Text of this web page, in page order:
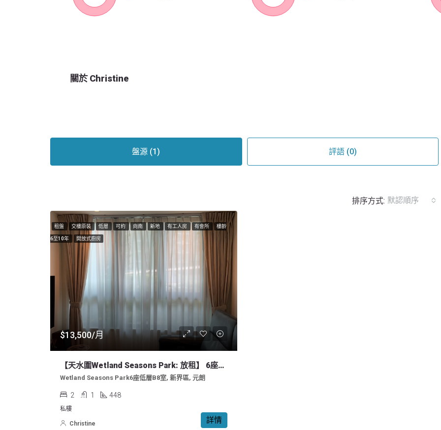
關於 Christine
盤源 (1) 評語 (0)
排序方式: 默認順序
租盤 交樓原裝 低層 可約 向南 新地 有工人房 有會所 樓齡
6至10年 開放式廚房
$13,500/月
【天水圍Wetland Seasons Park: 放租】 6座，兩房
Wetland Seasons Park6座低層B8室, 新界區, 元朗
2 1 448
私樓
詳情
Christine